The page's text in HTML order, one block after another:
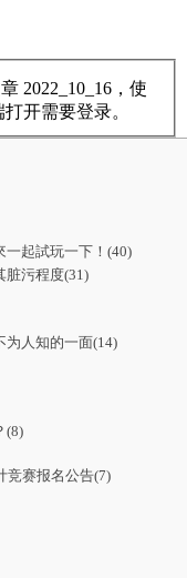
2022_10_16，使
开需要登录。
一起試玩一下！(40)
脏污程度(31)
为人知的一面(14)
(8)
竞赛报名公告(7)